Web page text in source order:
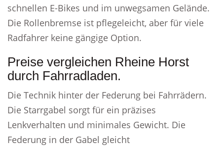
schnellen E-Bikes und im unwegsamen Gelände.
Die Rollenbremse ist pflegeleicht, aber für viele
Radfahrer keine gängige Option.
Preise vergleichen Rheine Horst
durch Fahrradladen.
Die Technik hinter der Federung bei Fahrrädern.
Die Starrgabel sorgt für ein präzises
Lenkverhalten und minimales Gewicht. Die
Federung in der Gabel gleicht